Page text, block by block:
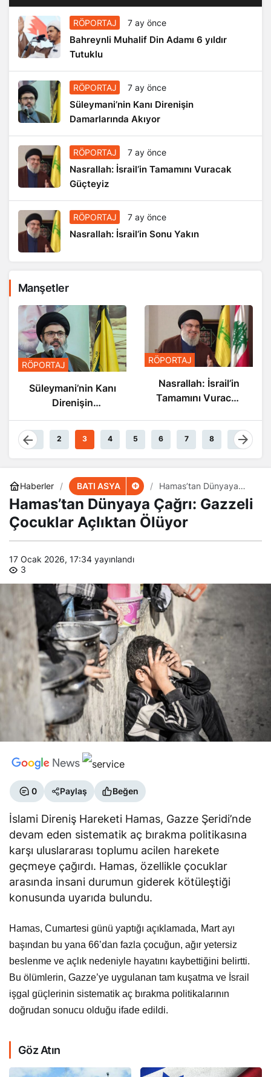
RÖPORTAJ 7 ay önce
Bahreynli Muhalif Din Adamı 6 yıldır
Tutuklu
RÖPORTAJ 7 ay önce
Süleymani’nin Kanı Direnişin
Damarlarında Akıyor
RÖPORTAJ 7 ay önce
Nasrallah: İsrail’in Tamamını Vuracak
Güçteyiz
RÖPORTAJ 7 ay önce
Nasrallah: İsrail’in Sonu Yakın
Manşetler
RÖPORTAJ
Süleymani’nin Kanı
Direnişin
Akıyor
RÖPORTAJ
Nasrallah: İsrail’in
Tamamını Vuracak
1 2 3 4 5 6 7 8 9
Haberler BATI ASYA
Hamas’tan Dünyaya
Çağrı: Gazzeli Çocuklar
Açlıktan Ölüyor
Hamas’tan Dünyaya Çağrı: Gazzeli
Çocuklar Açlıktan Ölüyor
17 Ocak 2026, 17:34 yayınlandı
3
0 Paylaş Beğen
İslami Direniş Hareketi Hamas, Gazze Şeridi’nde
devam eden sistematik aç bırakma politikasına
karşı uluslararası toplumu acilen harekete
geçmeye çağırdı. Hamas, özellikle çocuklar
arasında insani durumun giderek kötüleştiği
konusunda uyarıda bulundu.
Hamas, Cumartesi günü yaptığı açıklamada, Mart ayı
başından bu yana 66’dan fazla çocuğun, ağır yetersiz
beslenme ve açlık nedeniyle hayatını kaybettiğini belirtti.
Bu ölümlerin, Gazze’ye uygulanan tam kuşatma ve İsrail
işgal güçlerinin sistematik aç bırakma politikalarının
doğrudan sonucu olduğu ifade edildi.
Göz Atın